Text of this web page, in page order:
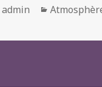
Author
admin Categories